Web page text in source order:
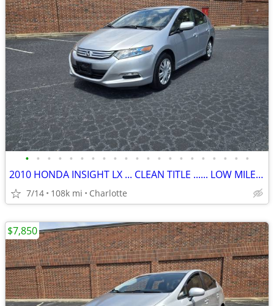
• • • • • • • • • • • • • • • • • • • • •
2010 HONDA INSIGHT LX ... CLEAN TITLE ...... LOW MILES .....
7/14 108k mi Charlotte
$7,850